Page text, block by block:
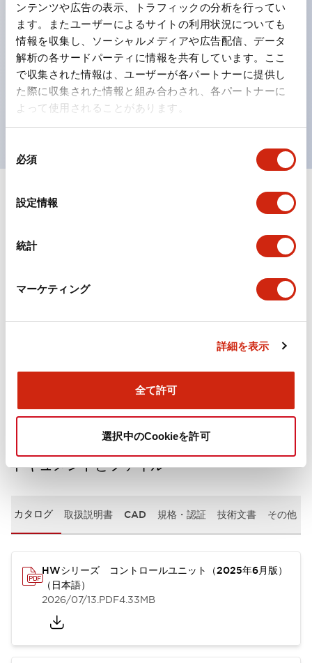
ンテンツや広告の表示、トラフィックの分析を行ってい
ます。またユーザーによるサイトの利用状況についても
情報を収集し、ソーシャルメディアや広告配信、データ
解析の各サードパーティに情報を共有しています。ここ
で収集された情報は、ユーザーが各パートナーに提供し
た際に収集された情報と組み合わされ、各パートナーに
よって使用されることがあります。
必須
設定情報
統計
マーケティング
詳細を表示
全て許可
選択中のCookieを許可
現できるようにしました。
カラーユニバーサルデザインに対応。表示灯（角平形）
の点灯/消灯の認識および、点灯時のランプ色の識別が
対応。
ISO 3864-4安全色に対応。危険時や緊急事態時の色表
現がより明確・鮮明で、より多くの方が識別可能に。
仕様 すべて展開 +
ドキュメントとファイル
カタログ 取扱説明書 CAD 規格・認証 技術文書 その他
HWシリーズ コントロールユニット（2025年6月版）
（日本語）
2026/07/13.PDF4.33MB